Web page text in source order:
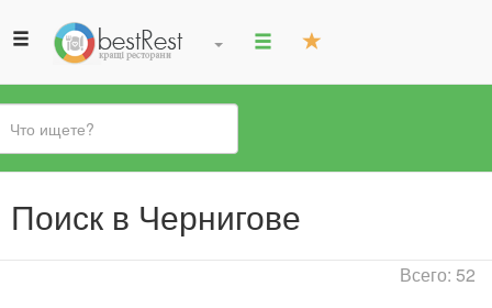
Вы
здесь
Поиск в Чернигове
Всего: 52